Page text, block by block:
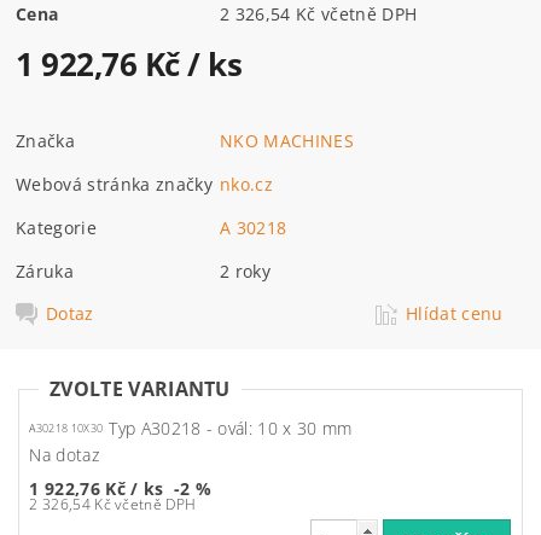
Cena 2 326,54 Kč včetně DPH
1 922,76 Kč/ ks
Značka
NKO MACHINES
Webová stránka značky nko.cz
Kategorie
A 30218
Záruka
2 roky
Dotaz
Hlídat cenu
ZVOLTE VARIANTU
A30218 10X30 Typ A30218 - ovál: 10 x 30 mm
Na dotaz
1 922,76 Kč/ ks
2 326,54 Kč včetně DPH
-2 %